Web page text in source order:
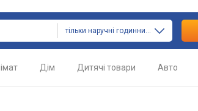
тільки наручні годинники
Дім Дитячі товари Авто